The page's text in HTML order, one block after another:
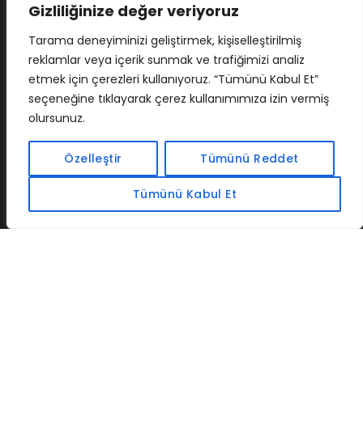
Gizliliğinize değer veriyoruz
Tarama deneyiminizi geliştirmek, kişiselleştirilmiş
reklamlar veya içerik sunmak ve trafiğimizi analiz
etmek için çerezleri kullanıyoruz. “Tümünü Kabul Et”
seçeneğine tıklayarak çerez kullanımımıza izin vermiş
olursunuz.
Özelleştir Tümünü Reddet
Tümünü Kabul Et
İLETIŞIM BAF CADSOFTUSA MAXIMUMPCGUIDES